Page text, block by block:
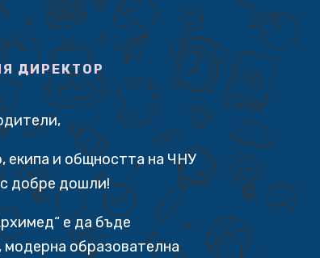
ДИРЕКТОР
екипа и общността на ЧНУ
с добре дошли!
е да бъде
модерна образователна